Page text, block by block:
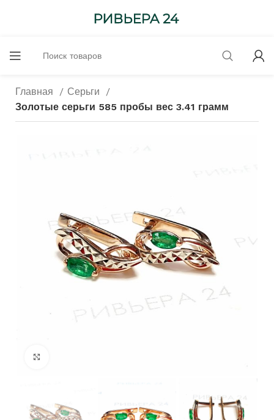
Главная
Серьги
Золотые серьги 585 пробы вес 3.41 грамм